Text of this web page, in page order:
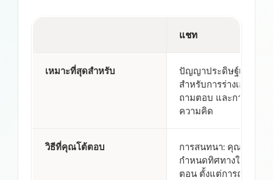
แชท
เหมาะที่สุดสำหรับ
ปัญญาประดิษฐ์เชิงสนท
สำหรับการร่างเอกสาร
ถามตอบ และการระดม
ความคิด
วิธีที่คุณโต้ตอบ
การสนทนา: คุณเป็นผู้
กำหนดทิศทางในแต่ละ
ตอน ตั้งแต่การถาม →